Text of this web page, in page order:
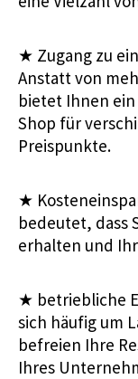
★ Zugang zu
Anstatt von
bietet Ihnen
Shop für
Preispunkte.
★
bedeutet, dass
erhalten und
★ betriebliche
sich häufig um
befreien Ihre
Ihres